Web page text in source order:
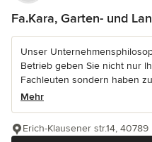
Fa.Kara, Garten- und
Unser
Betrieb geben Sie nicht nur
Fachleuten sondern haben
Mehr
Erich-Klausener str.14,